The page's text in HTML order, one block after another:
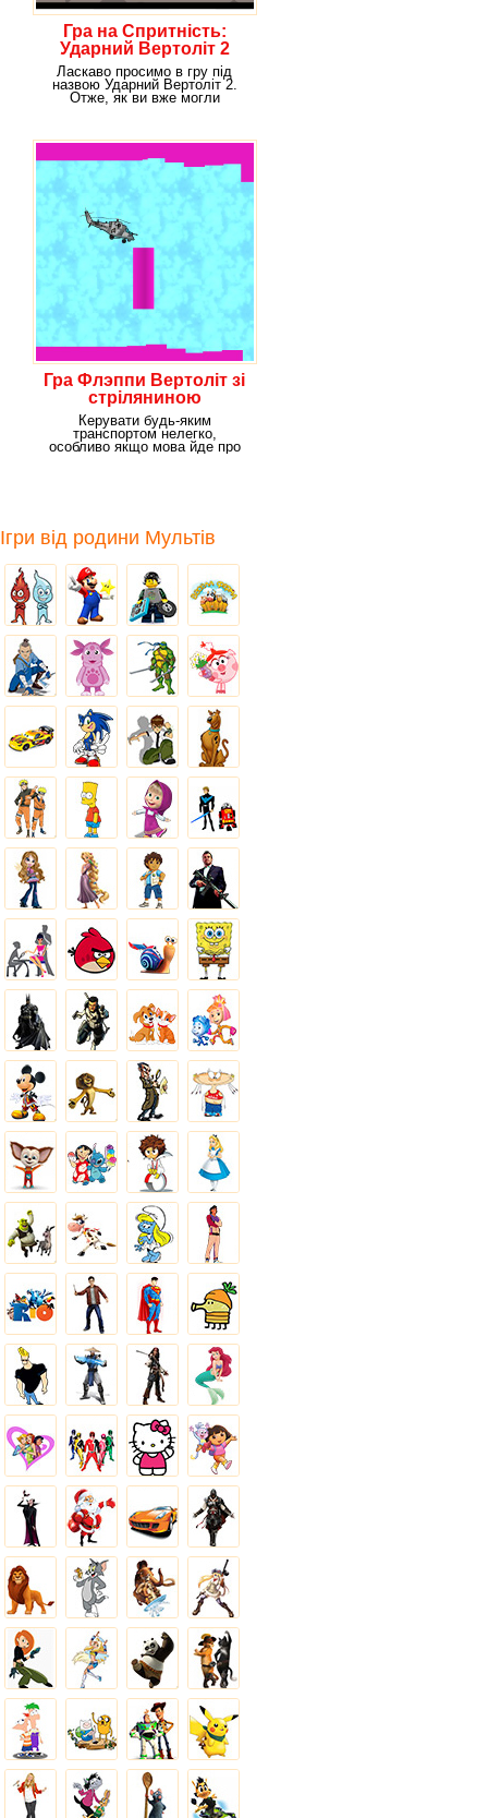
Гра на Спритність:
Ударний Вертоліт 2
Ласкаво просимо в гру під
назвою Ударний Вертоліт 2.
Отже, як ви вже могли
Гра Флэппи Вертоліт зі
стріляниною
Керувати будь-яким
транспортом нелегко,
особливо якщо мова йде про
Ігри від родини Мультів